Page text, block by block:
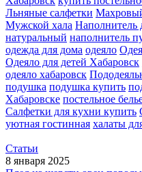
Льняные салфетки
Мужской хала Наполнитель
натуральный наполнитель
одежда для дома одеяло
Одеяло для детей Хабаровск
одеяло хабаровск
подушка подушка купить
Хабаровске постельное
Салфетки для кухни купить
уютная гостинная халаты
Статьи
8 января 2025